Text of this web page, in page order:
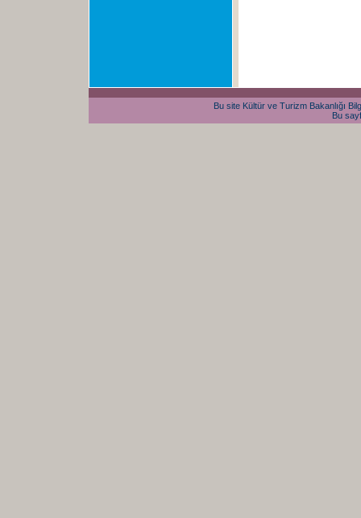
Bu site Kültür ve Turizm Bakanlığı
Bu